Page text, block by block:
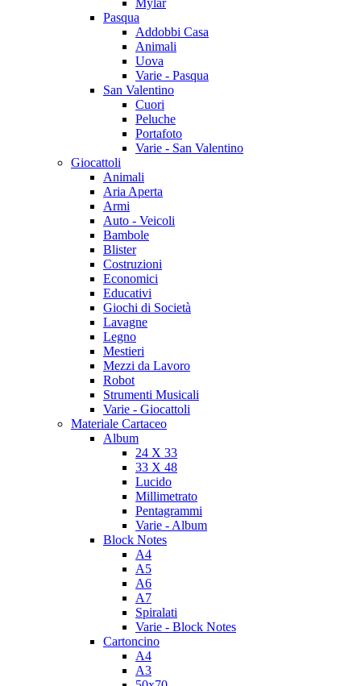
Mylar
Pasqua
Addobbi Casa
Animali
Uova
Varie - Pasqua
San Valentino
Cuori
Peluche
Portafoto
Varie - San Valentino
Giocattoli
Animali
Aria Aperta
Armi
Auto - Veicoli
Bambole
Blister
Costruzioni
Economici
Educativi
Giochi di Società
Lavagne
Legno
Mestieri
Mezzi da Lavoro
Robot
Strumenti Musicali
Varie - Giocattoli
Materiale Cartaceo
Album
24 X 33
33 X 48
Lucido
Millimetrato
Pentagrammi
Varie - Album
Block Notes
A4
A5
A6
A7
Spiralati
Varie - Block Notes
Cartoncino
A4
A3